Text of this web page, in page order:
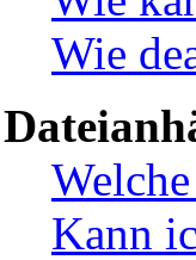
Wie
Kann